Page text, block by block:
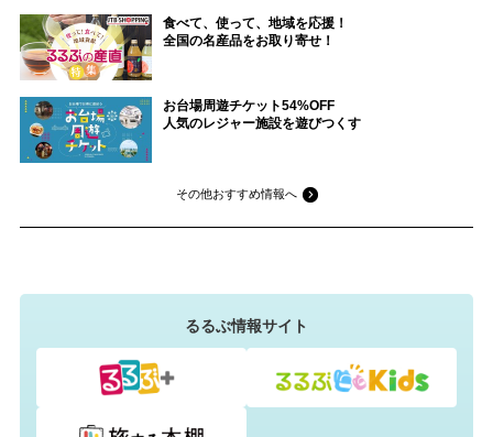
食べて、使って、地域を応援！
全国の名産品をお取り寄せ！
お台場周遊チケット54%OFF
人気のレジャー施設を遊びつくす
その他おすすめ情報へ
るるぶ情報サイト